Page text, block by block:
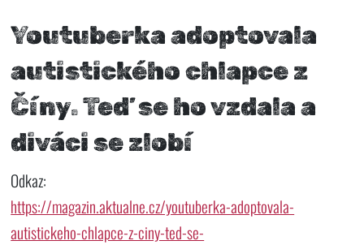
Youtuberka adoptovala
autistického chlapce z
Číny. Teď se ho vzdala a
diváci se zlobí
Odkaz:
https://magazin.aktualne.cz/youtuberka-adoptovala-
autistickeho-chlapce-z-ciny-ted-se-